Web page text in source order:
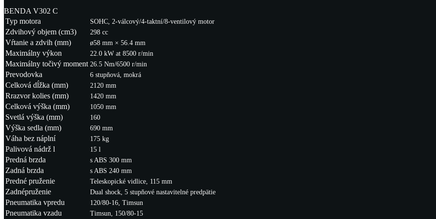
BENDA V302 C
Typ motora
SOHC, 2-válcový/4-taktní/8-ventilový motor
Zdvihový objem (cm3) 298 cc
Vŕtanie a zdvih (mm) ø58 mm × 56.4 mm
Maximálny výkon 22.0 kW at 8500 r/min
Maximálny točivý moment 26.5 Nm/6500 r/min
Prevodovka 6 stupňová, mokrá
Celková dĺžka (mm) 2120 mm
Rrazvor kolies (mm) 1420 mm
Celková výška (mm) 1050 mm
Svetlá výška (mm) 160
Výška sedla (mm) 690 mm
Váha bez náplní 175 kg
Palivová nádrž l 15 l
Predná brzda s ABS 300 mm
Zadná brzda s ABS 240 mm
Predné pruženie Teleskopické vidlice, 115 mm
Zadnépruženie Dual shock, 5 stupňové nastavitelné predpätie
Pneumatika vpredu 120/80-16, Timsun
Pneumatika vzadu Timsun, 150/80-15